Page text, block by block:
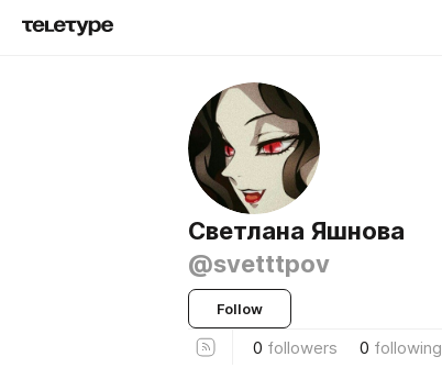
Светлана Яшнова
@svetttpov
Follow
0 followers 0 following